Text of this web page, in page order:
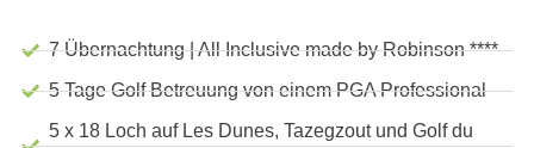
7 Übernachtung | All Inclusive made by Robinson ****
5 Tage Golf Betreuung von einem PGA Professional
5 x 18 Loch auf Les Dunes, Tazegzout und Golf du